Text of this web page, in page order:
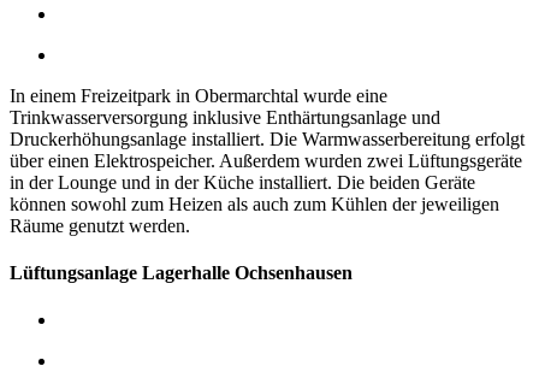
In einem Freizeitpark in Obermarchtal wurde eine
Trinkwasserversorgung inklusive Enthärtungsanlage und
Druckerhöhungsanlage installiert. Die Warmwasserbereitung erfolgt
über einen Elektrospeicher. Außerdem wurden zwei Lüftungsgeräte
in der Lounge und in der Küche installiert. Die beiden Geräte
können sowohl zum Heizen als auch zum Kühlen der jeweiligen
Räume genutzt werden.
Lüftungsanlage Lagerhalle Ochsenhausen